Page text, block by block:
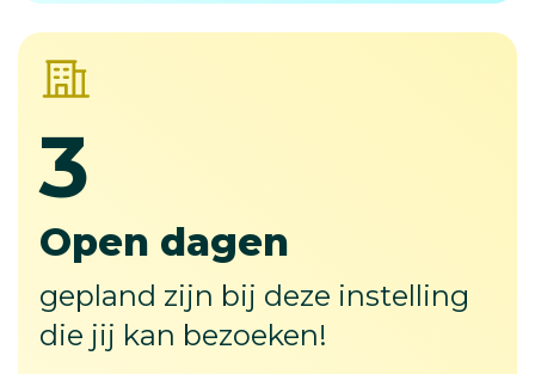
4
4
Open dagen
gepland zijn bij deze instelling
die jij kan bezoeken!